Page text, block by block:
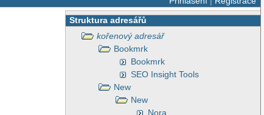
Struktura adresářů
kořenový adresář
Bookmrk
Bookmrk
SEO Insight Tools
New
New
Nora